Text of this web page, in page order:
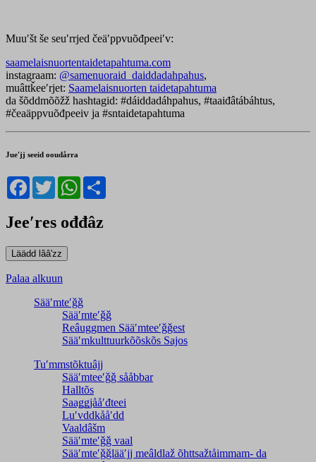
Muuʹšt še seuʹrrjed čeäʹppvuõđpeeiʹv:
saamelaisnuortentaidetapahtuma.com
instagraam: @samenuoraid_daiddadahpahus,
muâttǩeeʹrjet: Saamelaisnuorten taidetapahtuma
da šõddmõõžž hashtagid: #dáiddadáhpahus, #taaiđâtábáhtus,
#čeaäppvuõđpeeiv ja #sntaidetapahtuma
Jueʹjj seeid ooudårra
Facebook
TwitterWhatsApp
Jeeʹres ođđâz
Palaa alkuun
Sääʹmteʹǧǧ
Sääʹmteʹǧǧ
Reâuggmen Sääʹmteeʹǧǧest
Sääʹmkulttuurkõõskõs Sajos
Tuʹmmstõktuâjj
Sääʹmteeʹǧǧ sååbbar
Halltõs
Saaǥǥjååʹđteei
Luʹvddkååʹdd
Vaaldâšm
Sääʹmteʹǧǧ vaal
Sääʹmteʹǧǧlääʹjj meâldlaž õhttsažtåimmam- da